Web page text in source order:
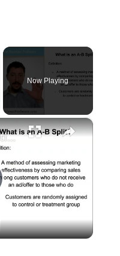
Now Playing
×
A B Split - Marketing